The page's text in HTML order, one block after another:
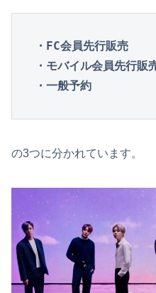
・FC会員先行販売
・モバイル会員先行販
・一般予約
の3つに分かれています。